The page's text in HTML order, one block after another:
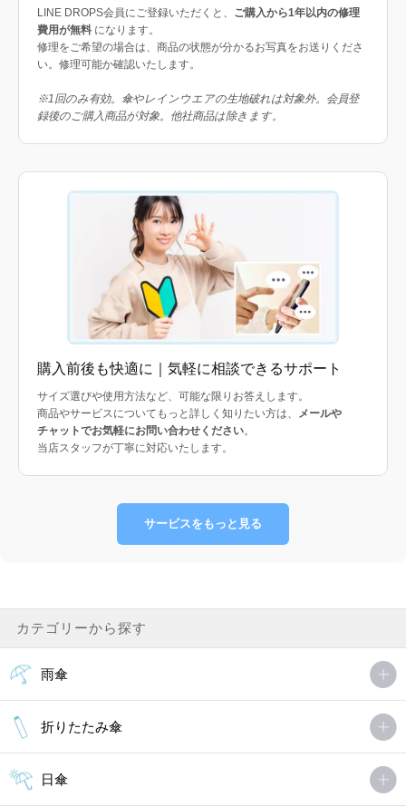
LINE DROPS会員にご登録いただくと、 ご購入から1年以内の修理
費用が無料 になります。
修理をご希望の場合は、商品の状態が分かるお写真をお送りくださ
い。修理可能か確認いたします。
※1回のみ有効。傘やレインウエアの生地破れは対象外。会員登
録後のご購入商品が対象。他社商品は除きます。
購入前後も快適に｜気軽に相談できるサポート
サイズ選びや使用方法など、可能な限りお答えします。
商品やサービスについてもっと詳しく知りたい方は、
メールや
チャットでお気軽にお問い合わせください。
当店スタッフが丁寧に対応いたします。
サービスをもっと見る
カテゴリーから探す
雨傘
折りたたみ傘
日傘